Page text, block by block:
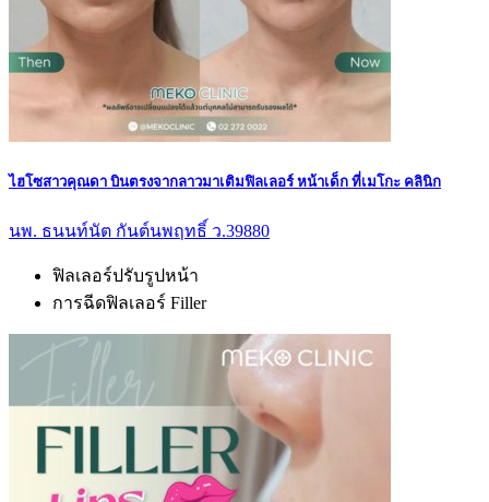
ไฮโซสาวคุณดา บินตรงจากลาวมาเติมฟิลเลอร์ หน้าเด็ก ที่เมโกะ คลินิก
นพ. ธนนท์นัต กันต์นพฤทธิ์ ว.39880
ฟิลเลอร์ปรับรูปหน้า
การฉีดฟิลเลอร์ Filler